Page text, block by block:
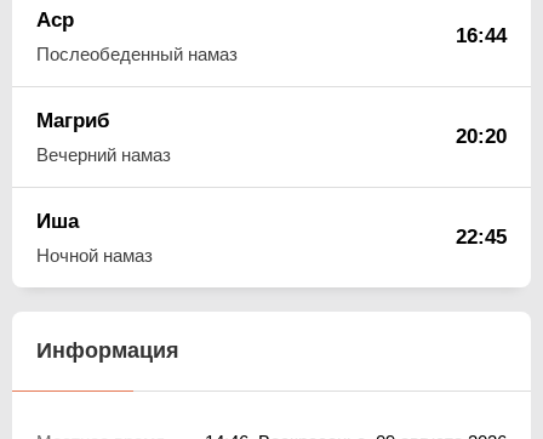
Аср
Послеобеденный намаз
16:44
Магриб
Вечерний намаз
20:20
Иша
Ночной намаз
22:45
Информация